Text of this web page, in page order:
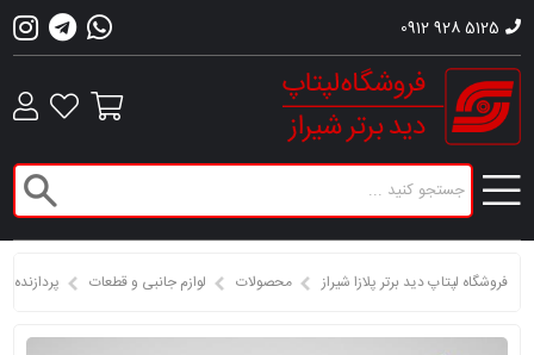
0912 928 5125
فروشگاه لپتاپ دید برتر پلازا شیراز محصولات لوازم جانبی و قطعات پردازنده